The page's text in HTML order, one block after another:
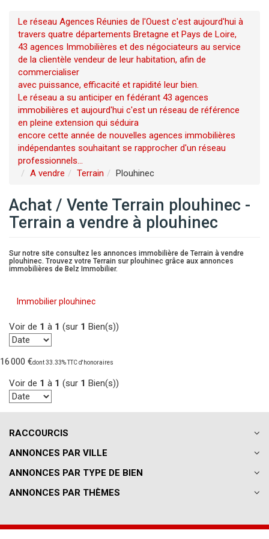
Le réseau Agences Réunies de l'Ouest c'est aujourd'hui à
travers quatre départements Bretagne et Pays de Loire,
43 agences Immobilières et des négociateurs au service
de la clientèle vendeur de leur habitation, afin de
commercialiser
avec puissance, efficacité et rapidité leur bien.
Le réseau a su anticiper en fédérant 43 agences
immobilières et aujourd'hui c'est un réseau de référence
en pleine extension qui séduira
encore cette année de nouvelles agences immobilières
indépendantes souhaitant se rapprocher d'un réseau
professionnels...
A vendre
Terrain Plouhinec
Achat / Vente Terrain plouhinec -
Terrain a vendre à plouhinec
Sur notre site consultez les annonces immobilière de Terrain à vendre
plouhinec. Trouvez votre Terrain sur plouhinec grâce aux annonces
immobilières de Belz Immobilier.
Immobilier plouhinec
Voir de 1 à 1 (sur 1 Bien(s))
16 000 €dont 33.33% TTC d'honoraires
Voir de 1 à 1 (sur 1 Bien(s))
RACCOURCIS
ANNONCES PAR VILLE
ANNONCES PAR TYPE DE BIEN
ANNONCES PAR THÈMES